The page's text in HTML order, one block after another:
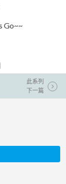
Go~~
此系列
下一篇